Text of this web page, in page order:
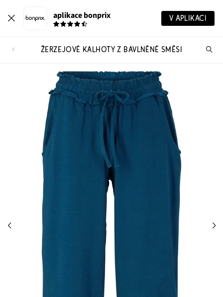
aplikace bonprix V APLIKACI
ŽERZEJOVÉ KALHOTY Z BAVLNĚNÉ SMĚSI